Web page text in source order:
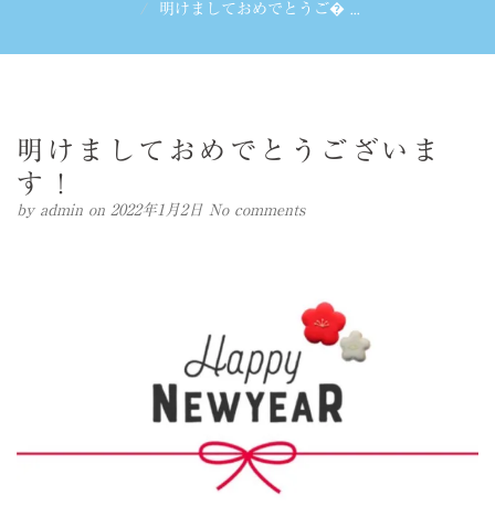
明けましておめでとうご� ...
明けましておめでとうございま
す！
by admin on 2022年1月2日 No comments